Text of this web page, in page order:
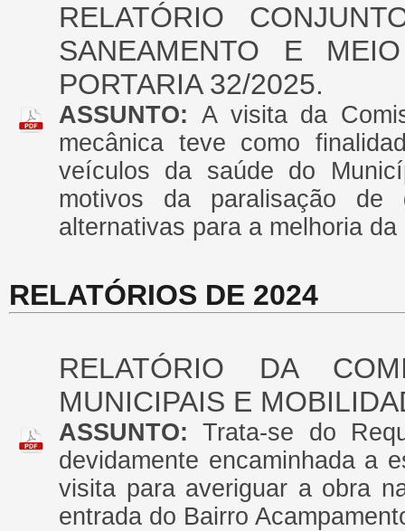
RELATÓRIO
SANEAMENTO E
PORTARIA 32/2025.
ASSUNTO: A visita da
mecânica teve como
veículos da saúde do
motivos da paralisação
alternativas para a melhoria
RELATÓRIOS DE 2024
RELATÓRIO DA
MUNICIPAIS E
ASSUNTO:Trata-se do
devidamente encaminhada a
visita para averiguar a obra
entrada do Bairro